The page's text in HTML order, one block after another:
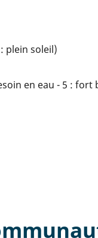
plein soleil)
en eau - 5 : fort